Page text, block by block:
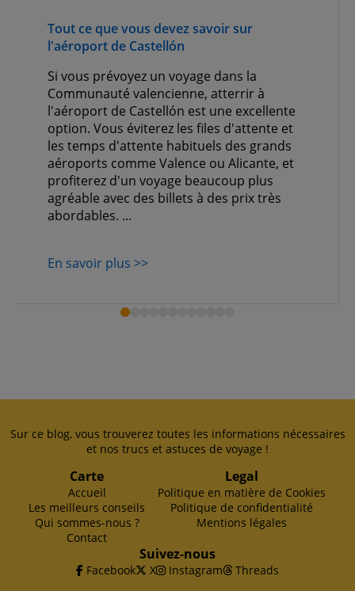
Tout ce que vous devez savoir sur
l'aéroport de Castellón
Si vous prévoyez un voyage dans la
Communauté valencienne, atterrir à
l'aéroport de Castellón est une excellente
option. Vous éviterez les files d'attente et
les temps d'attente habituels des grands
aéroports comme Valence ou Alicante, et
profiterez d'un voyage beaucoup plus
agréable avec des billets à des prix très
abordables. ...
En savoir plus >>
Sur ce blog, vous trouverez toutes les informations nécessaires
et nos trucs et astuces de voyage !
Carte
Accueil
Les meilleurs conseils
Qui sommes-nous ?
Contact
Legal
Politique en matière de Cookies
Politique de confidentialité
Mentions légales
Suivez-nous
Facebook X Instagram Threads